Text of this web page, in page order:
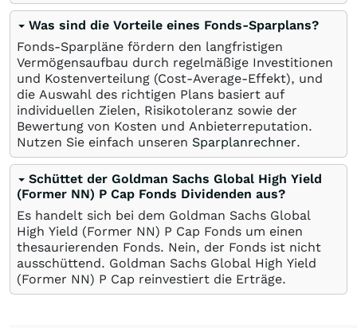
Was sind die Vorteile eines Fonds-Sparplans?
Fonds-Sparpläne fördern den langfristigen
Vermögensaufbau durch regelmäßige Investitionen
und Kostenverteilung (Cost-Average-Effekt), und
die Auswahl des richtigen Plans basiert auf
individuellen Zielen, Risikotoleranz sowie der
Bewertung von Kosten und Anbieterreputation.
Nutzen Sie einfach unseren Sparplanrechner.
Schüttet der Goldman Sachs Global High Yield
(Former NN) P Cap Fonds Dividenden aus?
Es handelt sich bei dem Goldman Sachs Global
High Yield (Former NN) P Cap Fonds um einen
thesaurierenden Fonds. Nein, der Fonds ist nicht
ausschüttend. Goldman Sachs Global High Yield
(Former NN) P Cap reinvestiert die Erträge.